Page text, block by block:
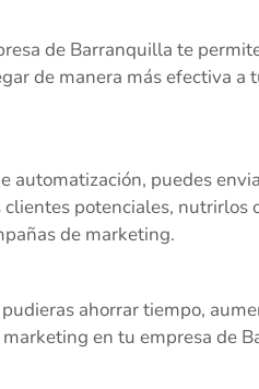
de Barranquilla te
de manera más efectiva a
automatización, puedes
potenciales, nutrirlos
de marketing.
ahorrar tiempo,
en tu empresa de